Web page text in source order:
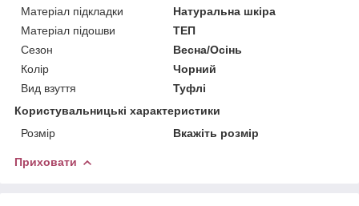
Матеріал підкладки
Натуральна шкіра
Матеріал підошви
ТЕП
Сезон
Весна/Осінь
Колір
Чорний
Вид взуття
Туфлі
Користувальницькі характеристики
Розмір
Вкажіть розмір
Приховати